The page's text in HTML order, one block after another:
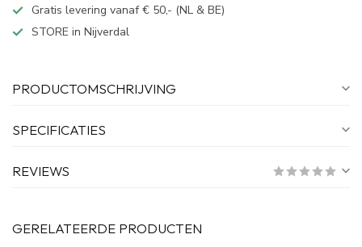
Gratis levering vanaf € 50,- (NL & BE)
STORE in Nijverdal
PRODUCTOMSCHRIJVING
SPECIFICATIES
REVIEWS
GERELATEERDE PRODUCTEN